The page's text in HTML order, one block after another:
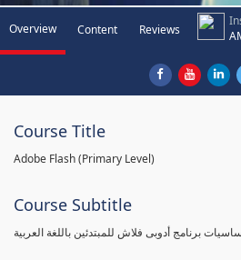
Overview Content Reviews
Course Title
Adobe Flash (Primary Level)
Course Subtitle
برنامج أدوبى فلاش للمبتدئين باللغة العربية